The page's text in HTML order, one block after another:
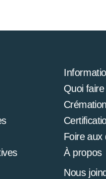
Quoi
Foire aux
À propos
Nous